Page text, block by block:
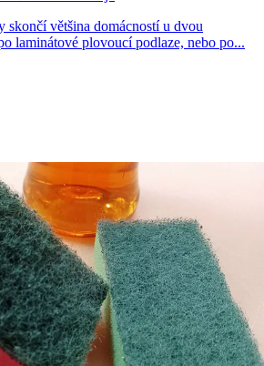
skončí většina domácností u dvou
laminátové plovoucí podlaze, nebo po...